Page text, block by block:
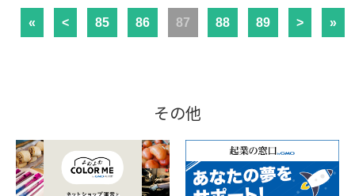
« < 85 86 87 88 89 > »
その他